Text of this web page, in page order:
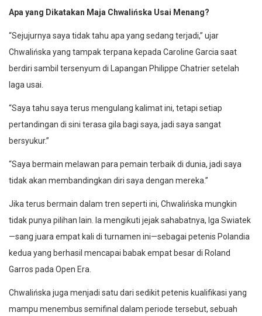
Apa yang Dikatakan Maja Chwalińska Usai Menang?
“Sejujurnya saya tidak tahu apa yang sedang terjadi,” ujar
Chwalińska yang tampak terpana kepada Caroline Garcia saat
berdiri sambil tersenyum di Lapangan Philippe Chatrier setelah
laga usai.
“Saya tahu saya terus mengulang kalimat ini, tetapi setiap
pertandingan di sini terasa gila bagi saya, jadi saya sangat
bersyukur.”
“Saya bermain melawan para pemain terbaik di dunia, jadi saya
tidak akan membandingkan diri saya dengan mereka.”
Jika terus bermain dalam tren seperti ini, Chwalińska mungkin
tidak punya pilihan lain. Ia mengikuti jejak sahabatnya, Iga Swiatek
—sang juara empat kali di turnamen ini—sebagai petenis Polandia
kedua yang berhasil mencapai babak empat besar di Roland
Garros pada Open Era.
Chwalińska juga menjadi satu dari sedikit petenis kualifikasi yang
mampu menembus semifinal dalam periode tersebut, sebuah